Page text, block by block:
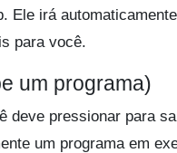
Ele irá
para você.
um programa)
deve pressionar para
um programa em